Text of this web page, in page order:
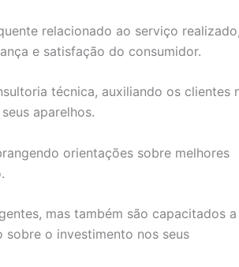
relacionado ao serviço
e satisfação do consumidor.
técnica, auxiliando os clientes
aparelhos.
orientações sobre melhores
mas também são capacitados a
o investimento nos seus